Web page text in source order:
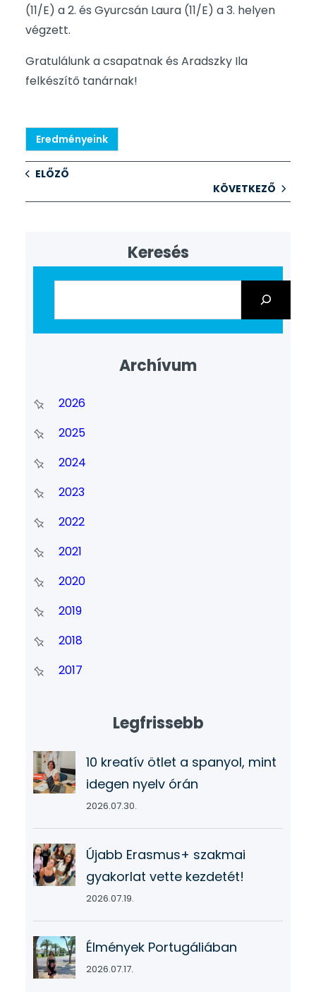
(11/E) a 2. és Gyurcsán Laura (11/E) a 3. helyen
végzett.
Gratulálunk a csapatnak és Aradszky Ila
felkészítő tanárnak!
Eredményeink
ELŐZŐ
KÖVETKEZŐ
Keresés
Archívum
2026
2025
2024
2023
2022
2021
2020
2019
2018
2017
Legfrissebb
10 kreatív ötlet a spanyol, mint
idegen nyelv órán
2026.07.30.
Újabb Erasmus+ szakmai
gyakorlat vette kezdetét!
2026.07.19.
Élmények Portugáliában
2026.07.17.